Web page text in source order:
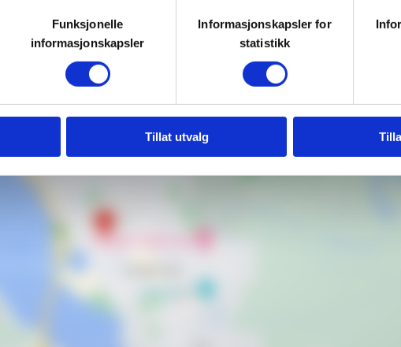
Funksjonelle
informasjonskapsler
Informasjonskapsler for
statistikk
Tillat utvalg
med alle slags spørsmål om